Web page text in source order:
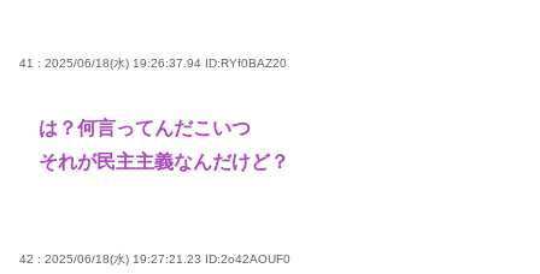
41 : 2025/06/18(水) 19:26:37.94 ID:RYf0BAZ20
は？何言ってんだこいつ
それが民主主義なんだけど？
42 : 2025/06/18(水) 19:27:21.23 ID:2o42AOUF0